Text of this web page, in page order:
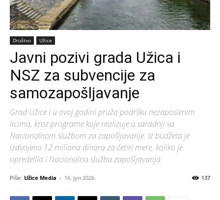
Društvo Užice
Javni pozivi grada Užica i
NSZ za subvencije za
samozapošljavanje
Grad Užice i u ovoj godini pruža podršku nezaposlenim
licima, kroz programe koje realizuje u saradnji sa
Nacionalnom službom za zapošljavanje. Iz budžeta je
izdvojeno 12 miliona dinara za četiri mere, koliko je
opredelila i Nacionalna služba zapošljavanja.
Piše: Užice Media - 16. јун 2026. 137